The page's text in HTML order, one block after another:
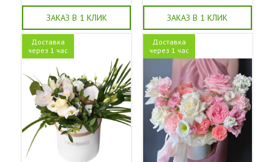
ЗАКАЗ В 1 КЛИК ЗАКАЗ В 1 КЛИК
Доставка
через 1 час
Доставка
через 1 час